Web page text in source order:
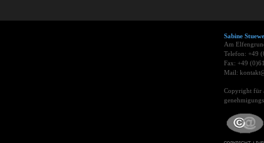
Sabine
Am
Telefon: +49
Fax: +49
Mail:
Copyright für